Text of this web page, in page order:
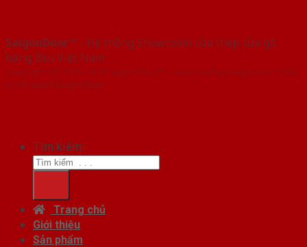
SaigonDoor™ - Hệ thống Showroom cửa thép cửa gỗ
hàng đầu Việt Nam
Copyright ⓒ 2016 – 2026 SaigonDoor™ - www.cuathepcuago.com | Đơn
vị chủ quản SaigonDoor
Tìm kiếm:
Trang chủ
Giới thiệu
Sản phẩm